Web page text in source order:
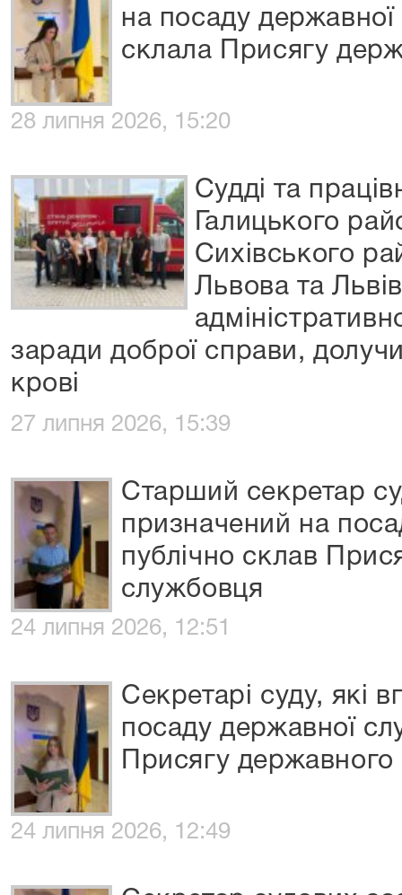
на посаду
склала Присягу
28 липня 2026, 15:20
Судді та
Галицького
Сихівського
Львова та
заради доброї справи,
крові
27 липня 2026, 15:39
Старший секретар
призначений на
публічно склав
службовця
24 липня 2026, 12:51
Секретарі суду, які
посаду державної
Присягу
24 липня 2026, 12:49